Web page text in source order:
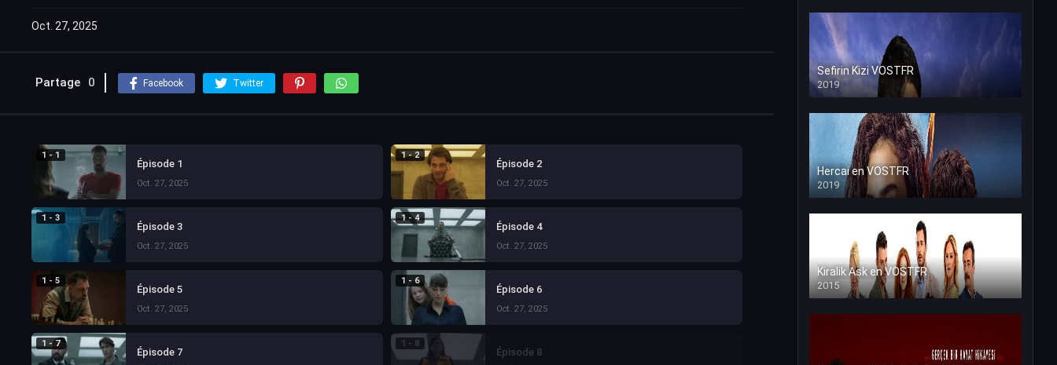
Oct. 27, 2025
Partage 0 Facebook Twitter
1 - 1
Épisode 1
Oct. 27, 2025
1 - 2
Épisode 2
Oct. 27, 2025
1 - 3
Épisode 3
Oct. 27, 2025
1 - 4
Épisode 4
Oct. 27, 2025
1 - 5
Épisode 5
Oct. 27, 2025
1 - 6
Épisode 6
Oct. 27, 2025
1 - 7
Épisode 7
1 - 8
Épisode 8
Sefirin Kizi VOSTFR
2019
Hercai en VOSTFR
2019
Kiralik Ask en VOSTFR
2015